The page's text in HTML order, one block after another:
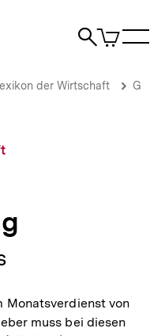
Suche
Artikel
im
der Wirtschaft G
Monatsverdienst von
muss bei diesen